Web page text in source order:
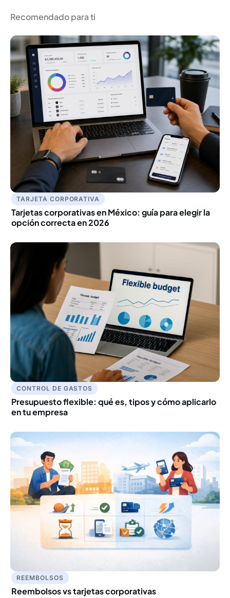
Recomendado para ti
TARJETA CORPORATIVA
Tarjetas corporativas en México: guía para elegir la
opción correcta en 2026
CONTROL DE GASTOS
Presupuesto flexible: qué es, tipos y cómo aplicarlo
en tu empresa
REEMBOLSOS
Reembolsos vs tarjetas corporativas